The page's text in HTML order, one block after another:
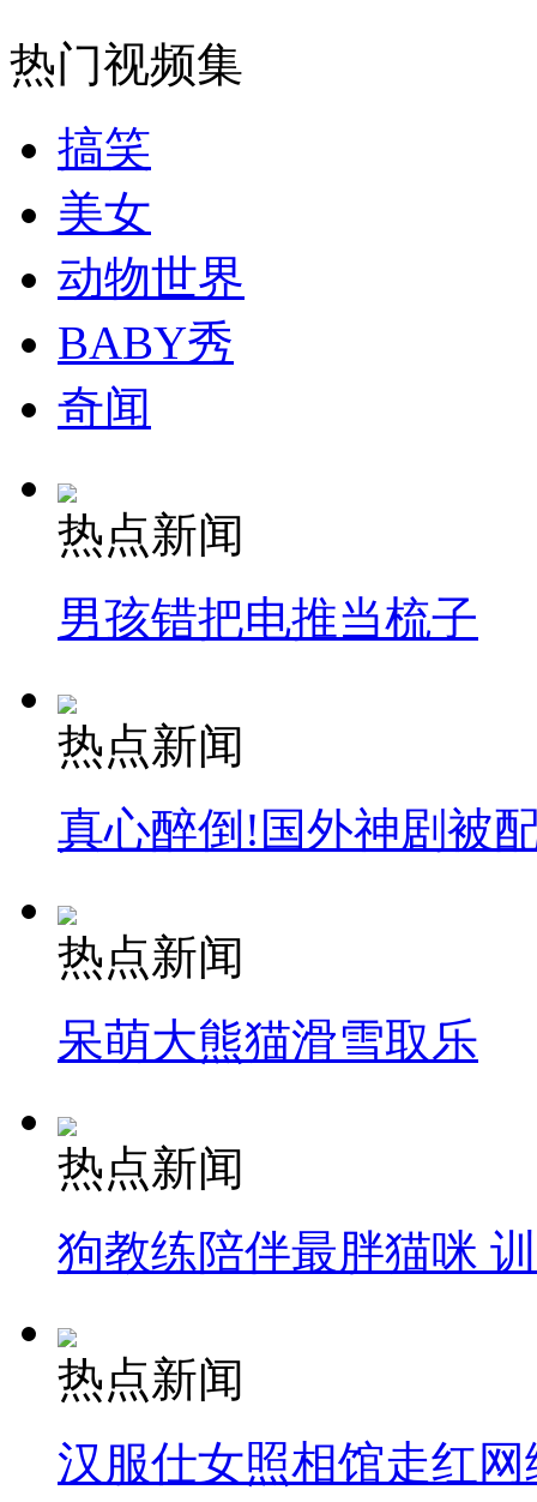
消防员救轻生者 花炮节热闹非凡
司机酒驾遇交警 急速倒车逃窜
热门视频集
搞笑
美女
动物世界
BABY秀
奇闻
热点新闻
男孩错把电推当梳子
热点新闻
真心醉倒!国外神剧被
热点新闻
呆萌大熊猫滑雪取乐
热点新闻
狗教练陪伴最胖猫咪
热点新闻
汉服仕女照相馆走红网